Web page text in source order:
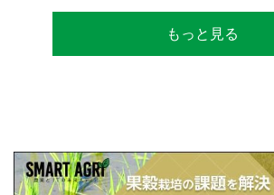
サルティングとして関わり
で世界12カ国の良質米生産
もっと見る